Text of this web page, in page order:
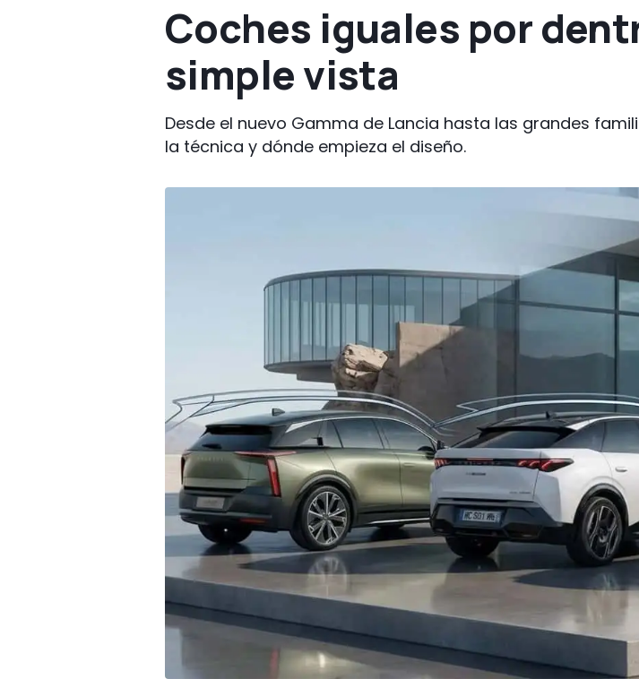
Coches iguales por
simple vista
Desde el nuevo Gamma de Lancia hasta las grandes
la técnica y dónde empieza el diseño.